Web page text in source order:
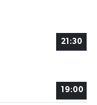
21:30
19:00